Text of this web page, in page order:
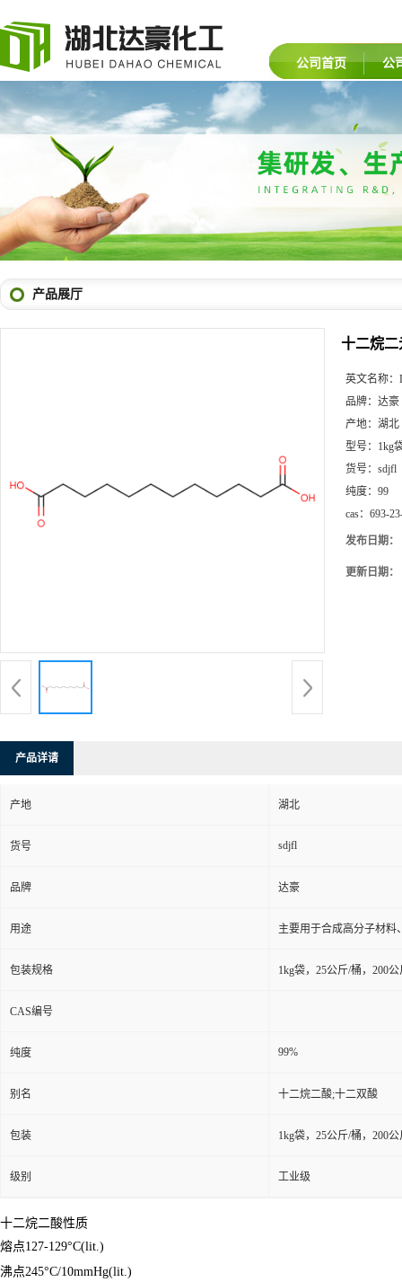
公司首页 公
产品展厅
十二烷二
英文名称：
品牌： 达豪
产地： 湖北
型号： 1kg
货号： sdjfl
纯度： 99
cas： 693-
发布日期：
更新日期：
产品详请
产地 湖北
货号 sdjfl
品牌 达豪
用途 主要用于合成高分子材料
包装规格 1kg袋，25公斤/桶，200
CAS编号
纯度 99%
别名 十二烷二酸;十二双酸
包装 1kg袋，25公斤/桶，200
级别 工业级
十二烷二酸性质
熔点127-129°C(lit.)
沸点245°C/10mmHg(lit.)